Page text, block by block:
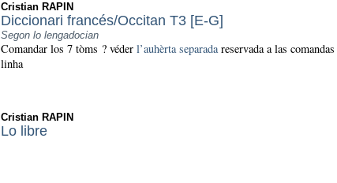
Cristian RAPIN
Diccionari francés/Occitan T3 [E-G]
Segon lo lengadocian
Comandar los 7 tòms ? véder l’auhèrta separadareservada a las comandas
linha
Cristian RAPIN
Lo libre